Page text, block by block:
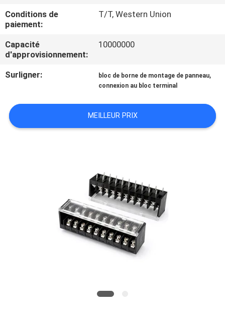
CONTACTEZ-
NOUS
UNE
CITATION
COMPANY
Conditions de
paiement:
T/T, Western Union
Capacité
d'approvisionnement:
10000000
Surligner: bloc de borne de montage de panneau,
connexion au bloc terminal
MEILLEUR PRIX